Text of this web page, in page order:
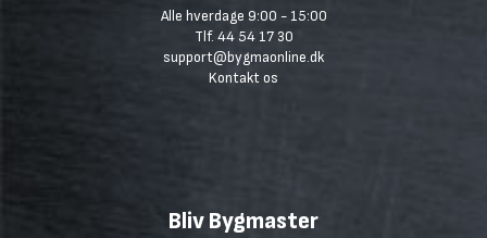
Alle hverdage 9:00 - 15:00
Tlf. 44 54 17 30
support@bygmaonline.dk
Kontakt os
Bliv Bygmaster